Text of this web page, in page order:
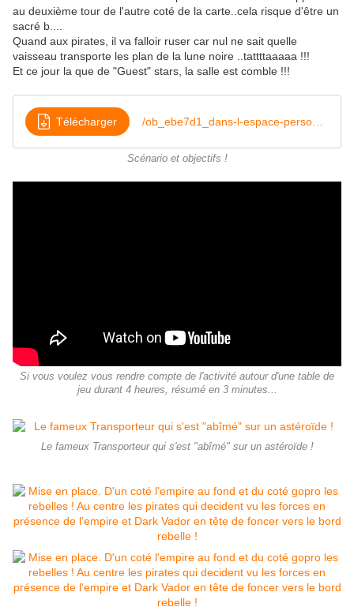
au deuxième tour de l'autre coté de la carte..cela risque d'être un
sacré b....
Quand aux pirates, il va falloir ruser car nul ne sait quelle
vaisseau transporte les plan de la lune noire ..tattttaaaaa !!!
Et ce jour la que de "Guest" stars, la salle est comble !!!
Télécharger
Scénario et objectifs !
Si vous voulez vous rendre compte de l'activité autour d'une table de
jeu durant 4 heures, résumé en 3 minutes...
Le fameux Transporteur qui s'est "abîmé" sur un astéroïde !